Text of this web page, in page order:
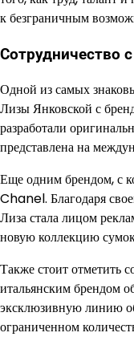
к безграничным
Сотрудничество
Одной из самых
Лизы Янковской с
разработали
представлена на
Еще одним брендом, с
Chanel. Благодаря
Лиза стала лицом
новую коллекцию
Также стоит отметить
итальянским брендом
эксклюзивную линию
ограниченном